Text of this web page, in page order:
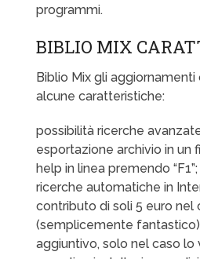
programmi.
BIBLIO MIX
Biblio Mix gli
alcune caratteristiche:
possibilità ricerche
esportazione archivio in un
help in linea premendo “F1”;
ricerche automatiche in
contributo di soli 5 euro
(semplicemente
aggiuntivo, solo nel caso lo